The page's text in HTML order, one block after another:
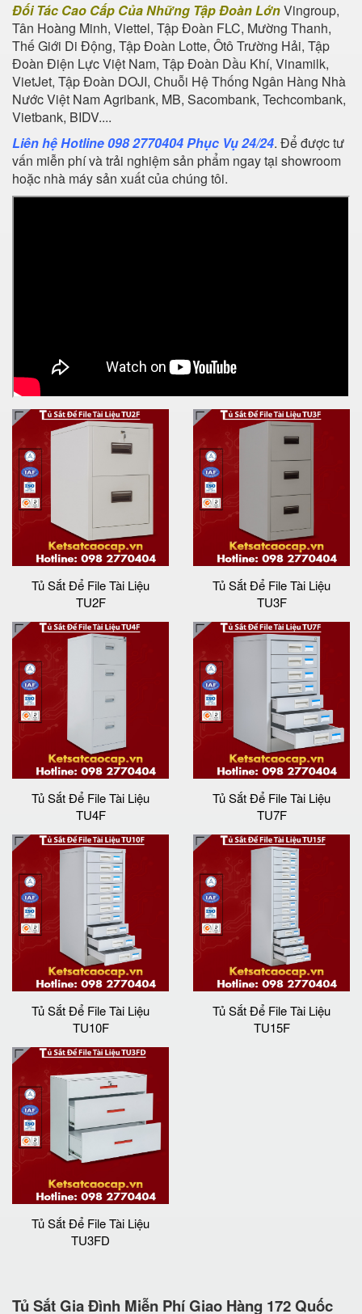
Đối Tác Cao Cấp Của Những Tập Đoàn LớnVingroup,
Tân Hoàng Minh, Viettel, Tập Đoàn FLC, Mường Thanh,
Thế Giới Di Động, Tập Đoàn Lotte, Ôtô Trường Hải, Tập
Đoàn Điện Lực Việt Nam, Tập Đoàn Dầu Khí, Vinamilk,
VietJet, Tập Đoàn DOJI, Chuỗi Hệ Thống Ngân Hàng Nhà
Nước Việt Nam Agribank, MB, Sacombank, Techcombank,
Vietbank, BIDV....
Liên hệ Hotline 098 2770404 Phục Vụ 24/24. Để được tư
vấn miễn phí và trải nghiệm sản phẩm ngay tại showroom
hoặc nhà máy sản xuất của chúng tôi.
Tủ Sắt Để File Tài Liệu
TU2F
Tủ Sắt Để File Tài Liệu
TU3F
Tủ Sắt Để File Tài Liệu
TU4F
Tủ Sắt Để File Tài Liệu
TU7F
Tủ Sắt Để File Tài Liệu
TU10F
Tủ Sắt Để File Tài Liệu
TU15F
Tủ Sắt Để File Tài Liệu
TU3FD
Tủ Sắt Gia Đình Miễn Phí Giao Hàng 172 Quốc